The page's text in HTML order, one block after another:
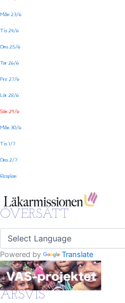
Mån 23/6
Tis 24/6
Ons 25/6
Tor 26/6
Fre 27/6
Lör 28/6
Sön 29/6
Mån 30/6
Tis 1/7
Ons 2/7
Resplan
ÖVERSÄTT
Powered by Translate
ÅRSVIS